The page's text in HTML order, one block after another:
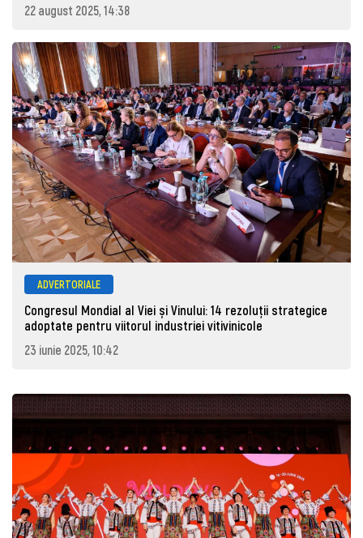
22 august 2025, 14:38
ADVERTORIALE
Congresul Mondial al Viei și Vinului: 14 rezoluții strategice
adoptate pentru viitorul industriei vitivinicole
23 iunie 2025, 10:42